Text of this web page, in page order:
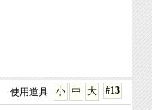
#13
大
中
小
使用道具